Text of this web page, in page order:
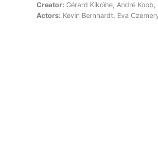
Creator: Gérard Kikoïne, André
Actors: Kevin Bernhardt, Eva